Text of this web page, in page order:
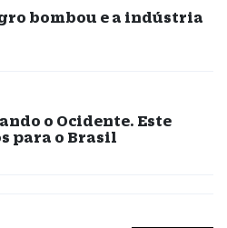
bombou e a indústria
o Ocidente. Este
para o Brasil